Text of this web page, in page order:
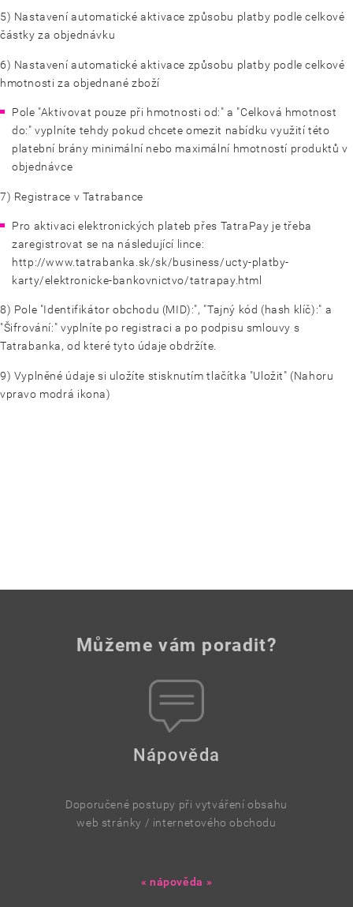
5) Nastavení automatické aktivace způsobu platby podle celkové
částky za objednávku
6) Nastavení automatické aktivace způsobu platby podle celkové
hmotnosti za objednané zboží
Pole "Aktivovat pouze při hmotnosti od:" a "Celková hmotnost
do:" vyplníte tehdy pokud chcete omezit nabídku využití této
platební brány minimální nebo maximální hmotností produktů v
objednávce
7) Registrace v Tatrabance
Pro aktivaci elektronických plateb přes TatraPay je třeba
zaregistrovat se na následující lince:
http://www.tatrabanka.sk/sk/business/ucty-platby-
karty/elektronicke-bankovnictvo/tatrapay.html
8) Pole "Identifikátor obchodu (MID):", "Tajný kód (hash klíč):" a
"Šifrování:" vyplníte po registraci a po podpisu smlouvy s
Tatrabanka, od které tyto údaje obdržíte.
9) Vyplněné údaje si uložíte stisknutím tlačítka "Uložit" (Nahoru
vpravo modrá ikona)
Můžeme vám poradit?
Nápověda
Doporučené postupy při vytváření obsahu
web stránky / internetového obchodu
« nápověda »